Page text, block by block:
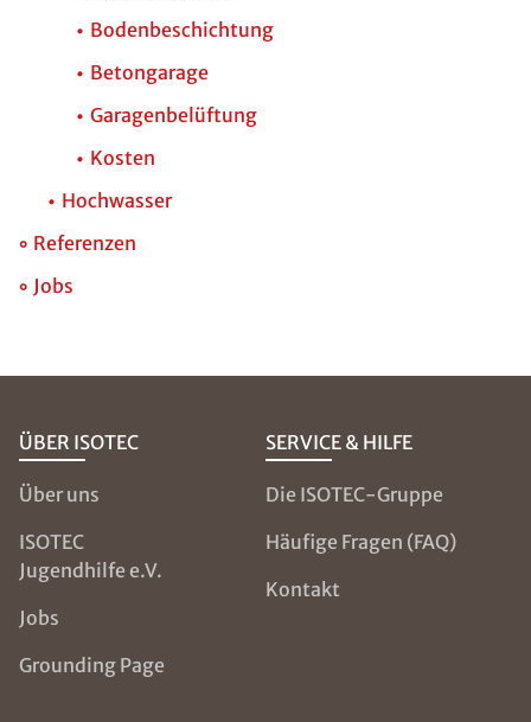
Bodenbeschichtung
Betongarage
Garagenbelüftung
Kosten
Hochwasser
Referenzen
Jobs
ÜBER ISOTEC
Über uns
ISOTEC
Jugendhilfe e.V.
Jobs
Grounding Page
SERVICE & HILFE
Die ISOTEC-Gruppe
Häufige Fragen (FAQ)
Kontakt